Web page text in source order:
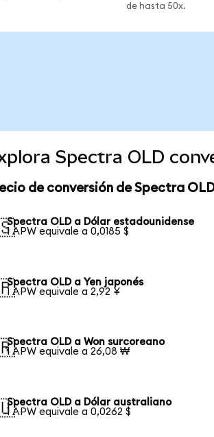
de hasta 50x.
Spectra OLD
de conversión de Spectra
Spectra OLD a Dólar estadounidense
1 APW equivale a 0,0185 $
Spectra OLD a Yen japonés
1 APW equivale a 2,92 ¥
Spectra OLD a Won surcoreano
1 APW equivale a 26,08 ₩
Spectra OLD a Dólar australiano
1 APW equivale a 0,0262 $